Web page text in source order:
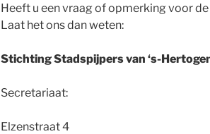
Heeft u een vraag of opmerking voor
Laat het ons dan weten:
Stichting Stadspijpers van ‘s-
Secretariaat:
Elzenstraat 4